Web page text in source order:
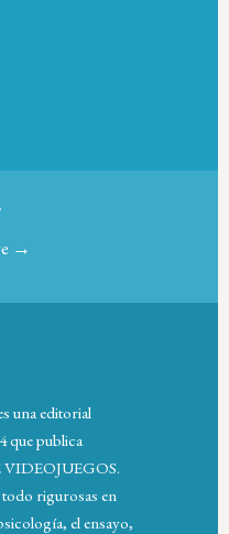
→
una editorial
que publica
VIDEOJUEGOS.
rigurosas en
el ensayo,